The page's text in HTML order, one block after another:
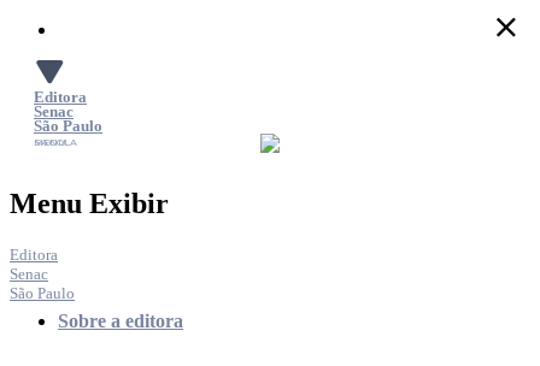
o
Conteúdo
Editora
Senac
São Paulo
SACOLA
MENU
Menu Exibir
Editora
Senac
São Paulo
Sobre a editora